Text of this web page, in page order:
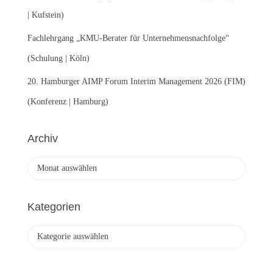
| Kufstein)
Fachlehrgang „KMU-Berater für Unternehmensnachfolge“
(Schulung | Köln)
20. Hamburger AIMP Forum Interim Management 2026 (FIM)
(Konferenz | Hamburg)
Archiv
h
Kategorien